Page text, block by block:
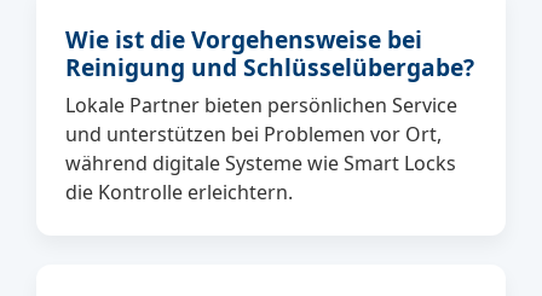
Wie ist die Vorgehensweise bei
Reinigung und Schlüsselübergabe?
Lokale Partner bieten persönlichen Service
und unterstützen bei Problemen vor Ort,
während digitale Systeme wie Smart Locks
die Kontrolle erleichtern.